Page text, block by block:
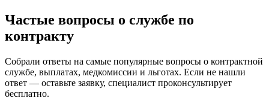
Частые вопросы о службе по
контракту
Собрали ответы на самые популярные вопросы о контрактной
службе, выплатах, медкомиссии и льготах. Если не нашли
ответ — оставьте заявку, специалист проконсультирует
бесплатно.